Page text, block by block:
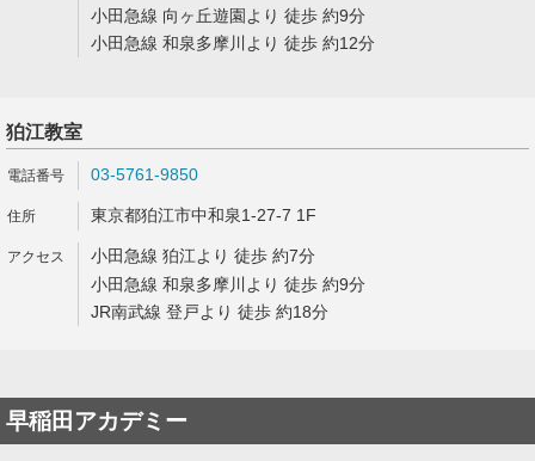
小田急線 向ヶ丘遊園より 徒歩 約9分
小田急線 和泉多摩川より 徒歩 約12分
狛江教室
03-5761-9850
東京都狛江市中和泉1-27-7 1F
小田急線 狛江より 徒歩 約7分
小田急線 和泉多摩川より 徒歩 約9分
JR南武線 登戸より 徒歩 約18分
早稲田アカデミー